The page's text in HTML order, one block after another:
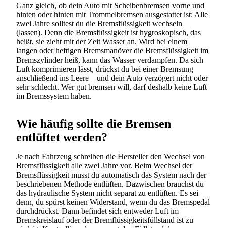
Ganz gleich, ob dein Auto mit Scheibenbremsen vorne und
hinten oder hinten mit Trommelbremsen ausgestattet ist: Alle
zwei Jahre solltest du die Bremsflüssigkeit wechseln
(lassen). Denn die Bremsflüssigkeit ist hygroskopisch, das
heißt, sie zieht mit der Zeit Wasser an. Wird bei einem
langen oder heftigen Bremsmanöver die Bremsflüssigkeit im
Bremszylinder heiß, kann das Wasser verdampfen. Da sich
Luft komprimieren lässt, drückst du bei einer Bremsung
anschließend ins Leere – und dein Auto verzögert nicht oder
sehr schlecht. Wer gut bremsen will, darf deshalb keine Luft
im Bremssystem haben.
Wie häufig sollte die Bremsen
entlüftet werden?
Je nach Fahrzeug schreiben die Hersteller den Wechsel von
Bremsflüssigkeit alle zwei Jahre vor. Beim Wechsel der
Bremsflüssigkeit musst du automatisch das System nach der
beschriebenen Methode entlüften. Dazwischen brauchst du
das hydraulische System nicht separat zu entlüften. Es sei
denn, du spürst keinen Widerstand, wenn du das Bremspedal
durchdrückst. Dann befindet sich entweder Luft im
Bremskreislauf oder der Bremflüssigkeitsfüllstand ist zu